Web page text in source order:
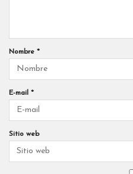
Nombre *
E-mail *
Sitio web